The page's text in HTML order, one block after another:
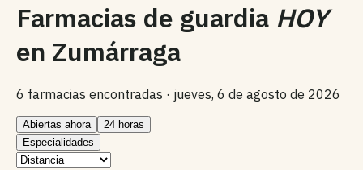
Farmacias de guardia HOY
en Zumárraga
6 farmacias encontradas · jueves, 6 de agosto de 2026
Abiertas ahora
24 horas
Especialidades